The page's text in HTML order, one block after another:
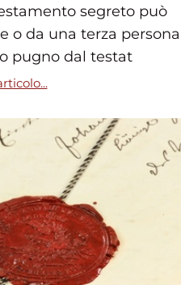
segreto può
o da una terza
pugno dal testat